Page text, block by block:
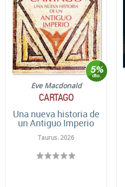
Eve Macdonald
CARTAGO
Una nueva historia de
un Antiguo Imperio
Taurus. 2026